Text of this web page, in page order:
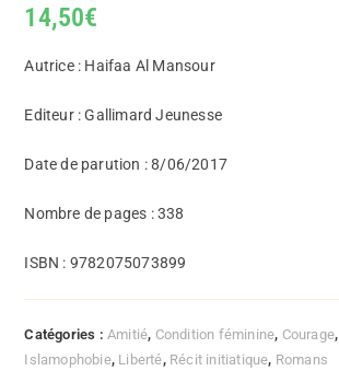
14,50€
Autrice : Haifaa Al Mansour
Editeur : Gallimard Jeunesse
Date de parution : 8/06/2017
Nombre de pages : 338
ISBN : 9782075073899
Catégories : Amitié, Condition féminine, Courage,
Islamophobie, Liberté, Récit initiatique, Romans